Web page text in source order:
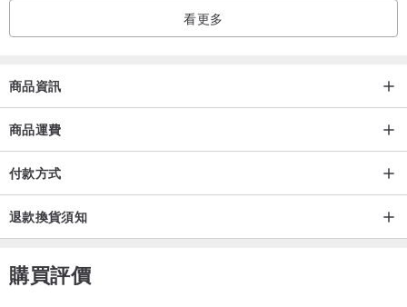
看更多
商品資訊
商品運費
付款方式
退款換貨須知
購買評價